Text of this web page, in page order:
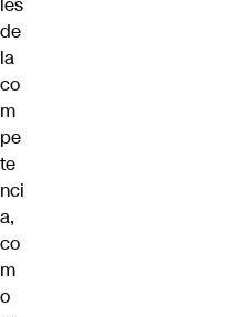
de
la
co
m
pe
te
nci
a,
co
m
o